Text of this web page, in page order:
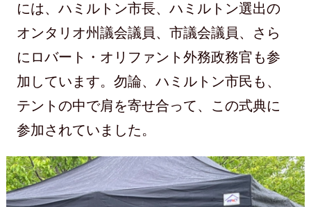
には、ハミルトン市長、ハミルトン選出の
オンタリオ州議会議員、市議会議員、さら
にロバート・オリファント外務政務官も参
加しています。勿論、ハミルトン市民も、
テントの中で肩を寄せ合って、この式典に
参加されていました。